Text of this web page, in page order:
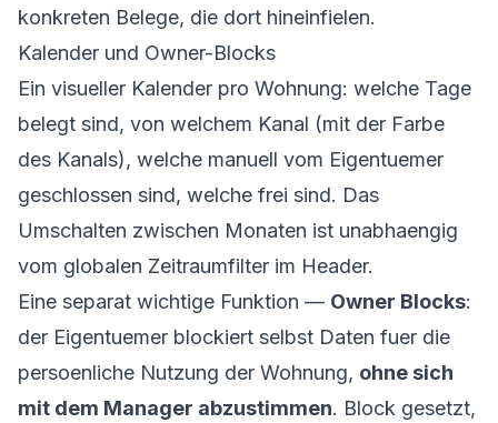
konkreten Belege, die dort hineinfielen.
Kalender und Owner-Blocks
Ein visueller Kalender pro Wohnung: welche Tage
belegt sind, von welchem Kanal (mit der Farbe
des Kanals), welche manuell vom Eigentuemer
geschlossen sind, welche frei sind. Das
Umschalten zwischen Monaten ist unabhaengig
vom globalen Zeitraumfilter im Header.
Eine separat wichtige Funktion — Owner Blocks:
der Eigentuemer blockiert selbst Daten fuer die
persoenliche Nutzung der Wohnung, ohne sich
mit dem Manager abzustimmen. Block gesetzt,